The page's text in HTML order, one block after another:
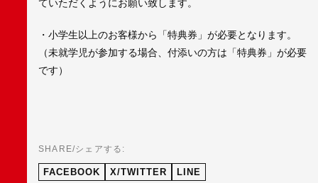
ていただくようにお願い致します。
・小学生以上のお客様から「特典券」が必要となります。
（未就学児が参加する場合、付添いの方は「特典券」が必要
です）
SHARE/シェアする:
FACEBOOK X/TWITTER LINE